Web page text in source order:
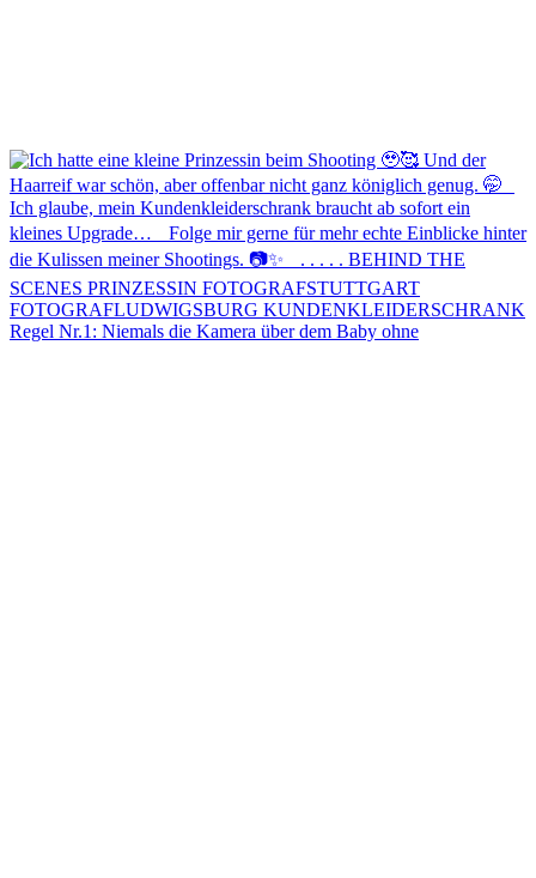
Regel Nr.1: Niemals die Kamera über dem Baby ohne